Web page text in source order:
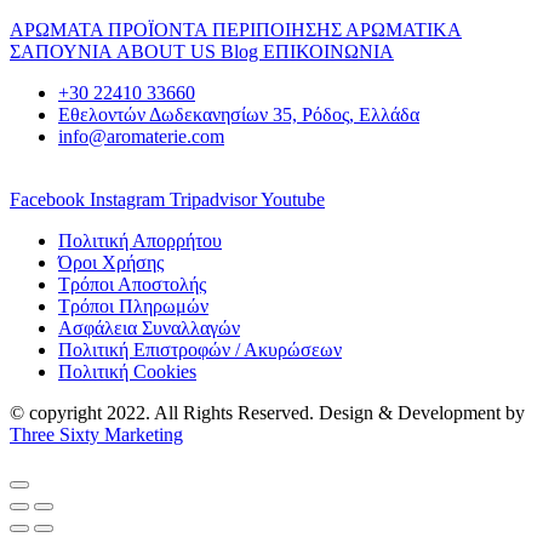
ΑΡΩΜΑΤΑ ΠΡΟΪΟΝΤΑ ΠΕΡΙΠΟΙΗΣΗΣ ΑΡΩΜΑΤΙΚΑ
ΣΑΠΟΥΝΙΑ ABOUT US Blog ΕΠΙΚΟΙΝΩΝΙΑ
+30 22410 33660
Εθελοντών Δωδεκανησίων 35, Ρόδος, Ελλάδα
info@aromaterie.com
Facebook Instagram TripadvisorYoutube
Πολιτική Απορρήτου
Όροι Χρήσης
Τρόποι Αποστολής
Τρόποι Πληρωμών
Ασφάλεια Συναλλαγών
Πολιτική Επιστροφών / Ακυρώσεων
Πολιτική Cookies
© copyright 2022. All Rights Reserved. Design & Development by
Three Sixty Marketing